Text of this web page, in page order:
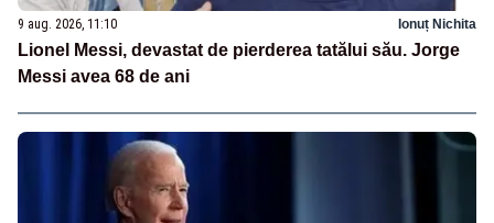
9 aug. 2026, 11:10 Ionuț Nichita
Lionel Messi, devastat de pierderea tatălui său. Jorge
Messi avea 68 de ani